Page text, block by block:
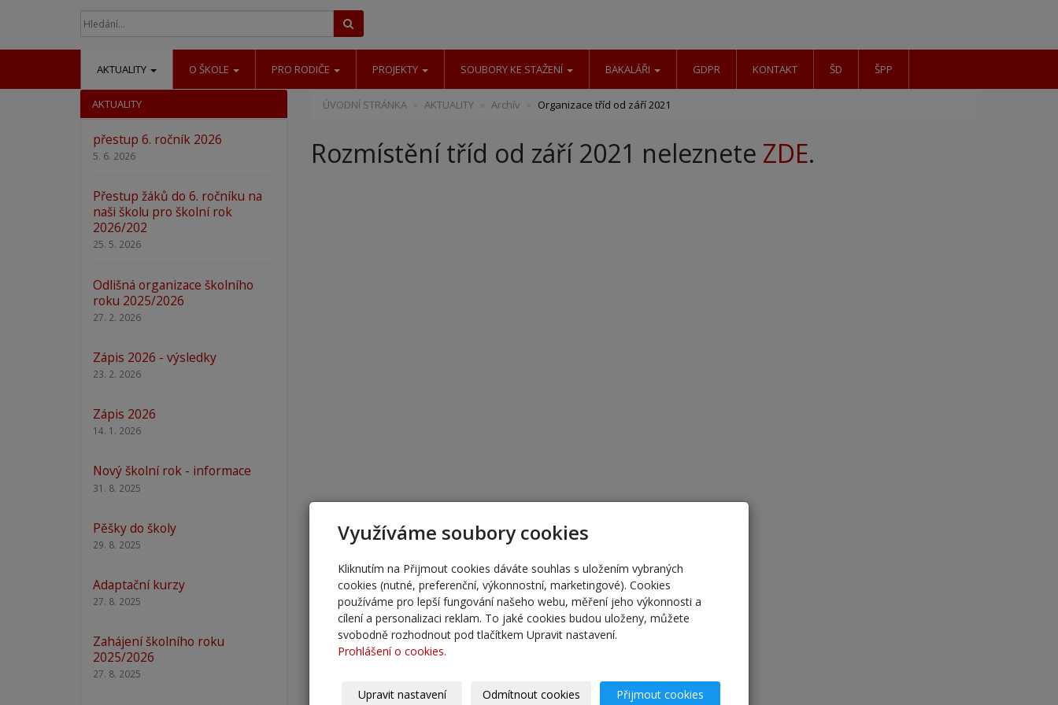
AKTUALITY O ŠKOLE PRO RODIČE PROJEKTY SOUBORY KE STAŽENÍ BAKALÁŘI GDPR KONTAKT ŠD ŠPP
ÚVODNÍ STRÁNKA AKTUALITY Archív Organizace tříd od září 2021
Rozmístění tříd od září 2021 neleznete ZDE.
AKTUALITY
přestup 6. ročník 2026
5. 6. 2026
Přestup žáků do 6. ročníku na
naši školu pro školní rok
2026/202
25. 5. 2026
Odlišná organizace školního
roku 2025/2026
27. 2. 2026
Zápis 2026 - výsledky
23. 2. 2026
Zápis 2026
14. 1. 2026
Nový školní rok - informace
31. 8. 2025
Pěšky do školy
29. 8. 2025
Adaptační kurzy
27. 8. 2025
Zahájení školního roku
2025/2026
27. 8. 2025
Využíváme soubory cookies
Kliknutím na Přijmout cookies dáváte souhlas s uložením vybraných
cookies (nutné, preferenční, výkonnostní, marketingové). Cookies
používáme pro lepší fungování našeho webu, měření jeho výkonnosti a
cílení a personalizaci reklam. To jaké cookies budou uloženy, můžete
svobodně rozhodnout pod tlačítkem Upravit nastavení.
Prohlášení o cookies.
Upravit nastavení Odmítnout cookies Přijmout cookies